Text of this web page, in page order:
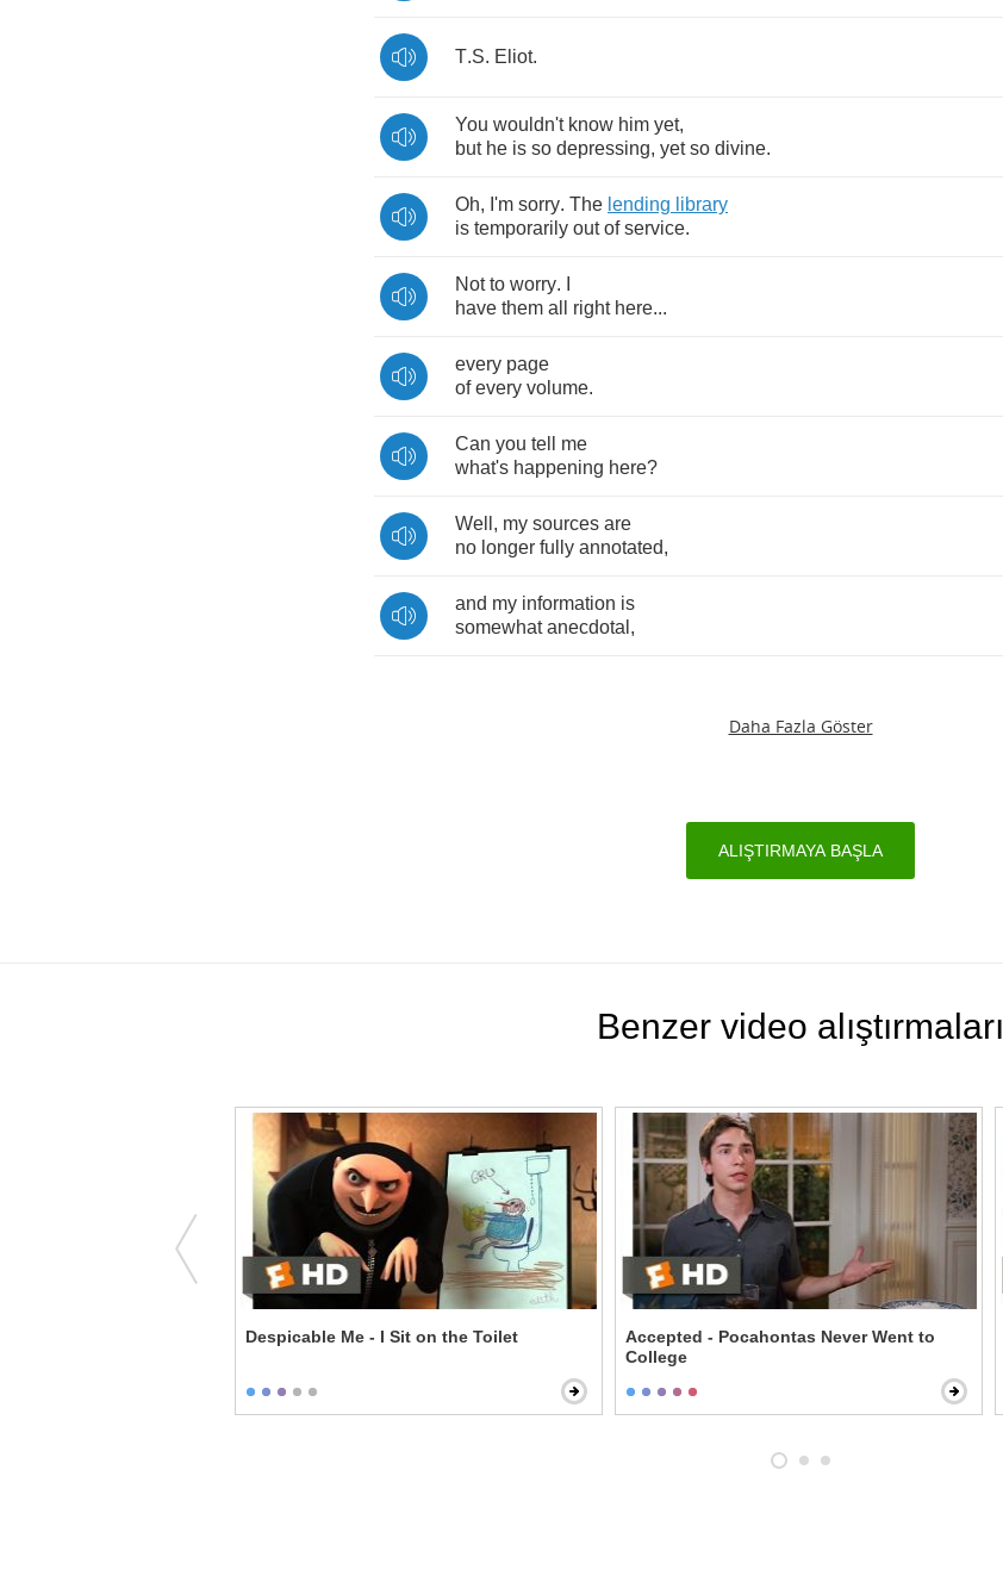
T.S. Eliot.
You wouldn't know him yet,
but he is so depressing, yet so divine.
Oh, I'm sorry. The lending library
is temporarily out of service.
Not to worry.
have them all right here...
every page
of every volume.
Can you tell
me
what's happening here?
Well , my sources are
no longer fully annotated,
and my information is
somewhat anecdotal ,
Daha Fazla Göster
ALIŞTIRMAYA BAŞLA
Benzer video alıştırmaları
Despicable Me - I Sit on the Toilet
Accepted - Pocahontas Never Went to
College